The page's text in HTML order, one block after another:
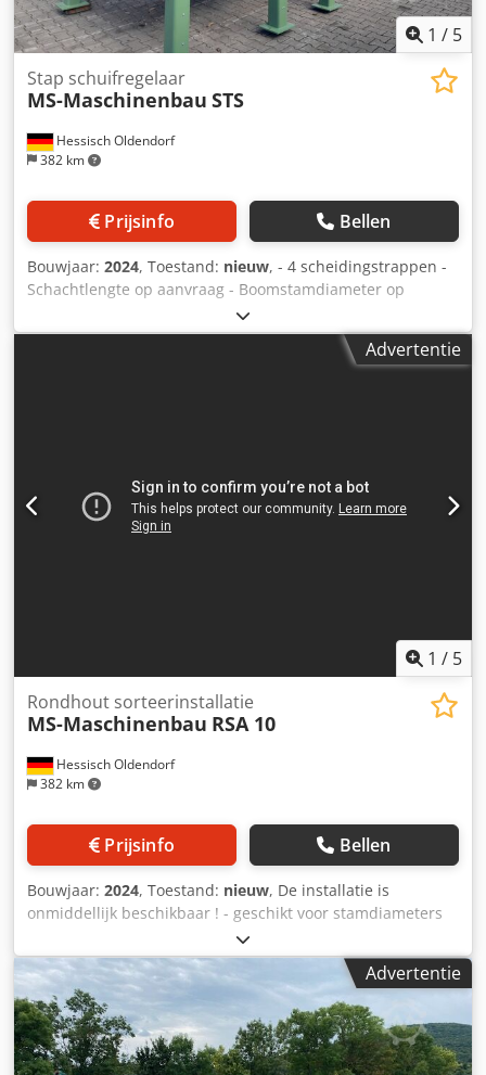
1 / 5
Hessisch Oldendorf
382 km
Stap schuifregelaar
MS-Maschinenbau STS
Prijsinfo Bellen
Bouwjaar: 2024, Toestand: nieuw, - 4 scheidingstrappen -
Schachtlengte op aanvraag - Boomstamdiameter op
aanvraag - Loshoogte op aanvraag - 5,5 KW SEW-
tandwielmotor Dodpopfaubofx Aa Dekr - R127 SEW-
Advertentie
1 / 5
Hessisch Oldendorf
382 km
Rondhout sorteerinstallatie
MS-Maschinenbau RSA 10
Prijsinfo Bellen
Bouwjaar: 2024, Toestand: nieuw, De installatie is
onmiddellijk beschikbaar ! - geschikt voor stamdiameters
van 10 cm tot 50 cm - geschikt voor stamlengte van 2 - 6 m
- 4 - strengs aanvoertransportband 6 m lang - 4 -
strengenafscheider 2 m lang - 4 - strengenafscheider 2 m
lang - Transportband met pintransportketting M 112 met
zachte rollen - bloktransporteur met 2 inch ketting en
meenemers - Speciale drager voor geluidsarm transport -
Advertentie